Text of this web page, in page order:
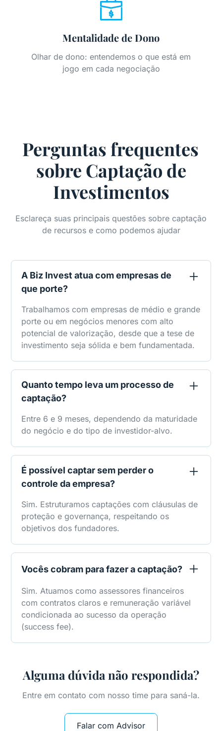
Mentalidade de Dono
Olhar de dono: entendemos o que está em
jogo em cada negociação
Perguntas frequentes
sobre Captação de
Investimentos
Esclareça suas principais questões sobre captação
de recursos e como podemos ajudar
A Biz Invest atua com empresas de
que porte?
Trabalhamos com empresas de médio e grande
porte ou em negócios menores com alto
potencial de valorização, desde que a tese de
investimento seja sólida e bem fundamentada.
Quanto tempo leva um processo de
captação?
Entre 6 e 9 meses, dependendo da maturidade
do negócio e do tipo de investidor-alvo.
É possível captar sem perder o
controle da empresa?
Sim. Estruturamos captações com cláusulas de
proteção e governança, respeitando os
objetivos dos fundadores.
Vocês cobram para fazer a captação?
Sim. Atuamos como assessores financeiros
com contratos claros e remuneração variável
condicionada ao sucesso da operação
(success fee).
Alguma dúvida não respondida?
Entre em contato com nosso time para saná-la.
Falar com Advisor